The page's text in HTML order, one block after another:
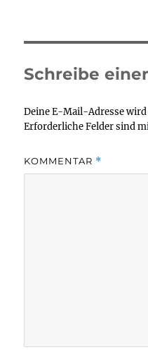
Schreibe
Deine E-Mail-Adresse
Erforderliche Felder sind
KOMMENTAR *